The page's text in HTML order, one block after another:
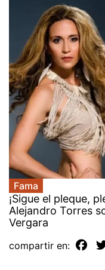
Fama
¡Sigue el pleque,
Alejandro Torres
Vergara
compartir en: